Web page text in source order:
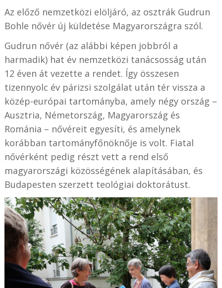
Az előző nemzetközi elöljáró, az osztrák Gudrun
Bohle nővér új küldetése Magyarországra szól.
Gudrun nővér (az alábbi képen jobbról a
harmadik) hat év nemzetközi tanácsosság után
12 éven át vezette a rendet. Így összesen
tizennyolc év párizsi szolgálat után tér vissza a
közép-európai tartományba, amely négy ország –
Ausztria, Németország, Magyarország és
Románia – nővéreit egyesíti, és amelynek
korábban tartományfőnöknője is volt. Fiatal
nővérként pedig részt vett a rend első
magyarországi közösségének alapításában, és
Budapesten szerzett teológiai doktorátust.